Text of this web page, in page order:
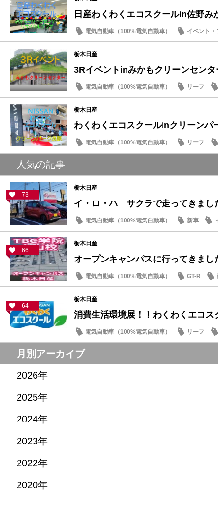
日産わくわくエコスクールin佐野み
電気自動車（100%電気自動車）
イベント・
SDGs
栃木日産
3Rイベントinみかもクリーンセンタ
電気自動車（100%電気自動車）
リーフ
SDGs
栃木日産
わくわくエコスクールinクリーンパ
電気自動車（100%電気自動車）
リーフ
SDGs
人気の記事
73
栃木日産
イ・ロ・ハ サクラで走ってきまし
電気自動車（100%電気自動車） 新車
サクラ
66
栃木日産
オープンキャンパスに行ってきまし
電気自動車（100%電気自動車） GT-R
64
栃木日産
消費生活環境展！！わくわくエコス
電気自動車（100%電気自動車）
リーフ
サクラ
月別アーカイブ
2026年
2025年
2024年
2023年
2022年
2020年